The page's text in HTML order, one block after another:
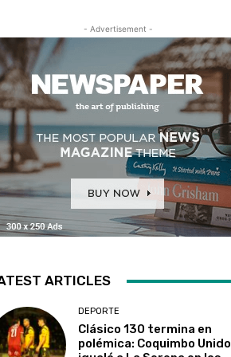
- Advertisement -
ARTICLES
DEPORTE
Clásico 130 termina en
polémica: Coquimbo Unido